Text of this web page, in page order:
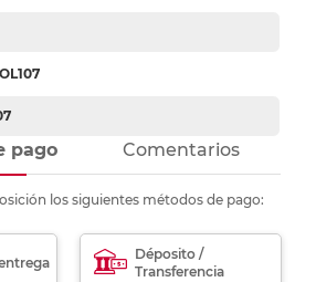
pago Comentarios
los siguientes métodos de pago:
Déposito /
Transferencia